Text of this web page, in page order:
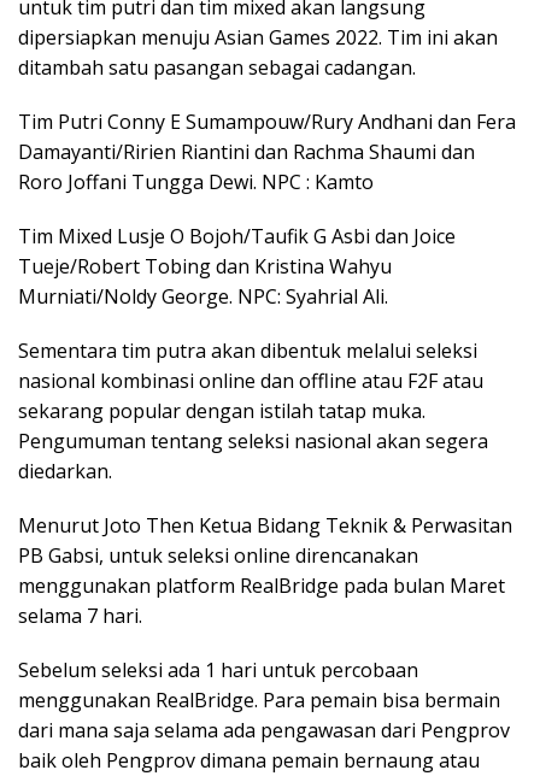
untuk tim putri dan tim mixed akan langsung
dipersiapkan menuju Asian Games 2022. Tim ini akan
ditambah satu pasangan sebagai cadangan.
Tim Putri Conny E Sumampouw/Rury Andhani dan Fera
Damayanti/Ririen Riantini dan Rachma Shaumi dan
Roro Joffani Tungga Dewi. NPC : Kamto
Tim Mixed Lusje O Bojoh/Taufik G Asbi dan Joice
Tueje/Robert Tobing dan Kristina Wahyu
Murniati/Noldy George. NPC: Syahrial Ali.
Sementara tim putra akan dibentuk melalui seleksi
nasional kombinasi online dan offline atau F2F atau
sekarang popular dengan istilah tatap muka.
Pengumuman tentang seleksi nasional akan segera
diedarkan.
Menurut Joto Then Ketua Bidang Teknik & Perwasitan
PB Gabsi, untuk seleksi online direncanakan
menggunakan platform RealBridge pada bulan Maret
selama 7 hari.
Sebelum seleksi ada 1 hari untuk percobaan
menggunakan RealBridge. Para pemain bisa bermain
dari mana saja selama ada pengawasan dari Pengprov
baik oleh Pengprov dimana pemain bernaung atau